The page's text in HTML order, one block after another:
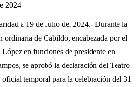
2024
a 19 de Julio del 2024.- Durante la
ordinaria de Cabildo, encabezada por el
en funciones de presidente en
se aprobó la declaración del Teatro
temporal para la celebración del 31